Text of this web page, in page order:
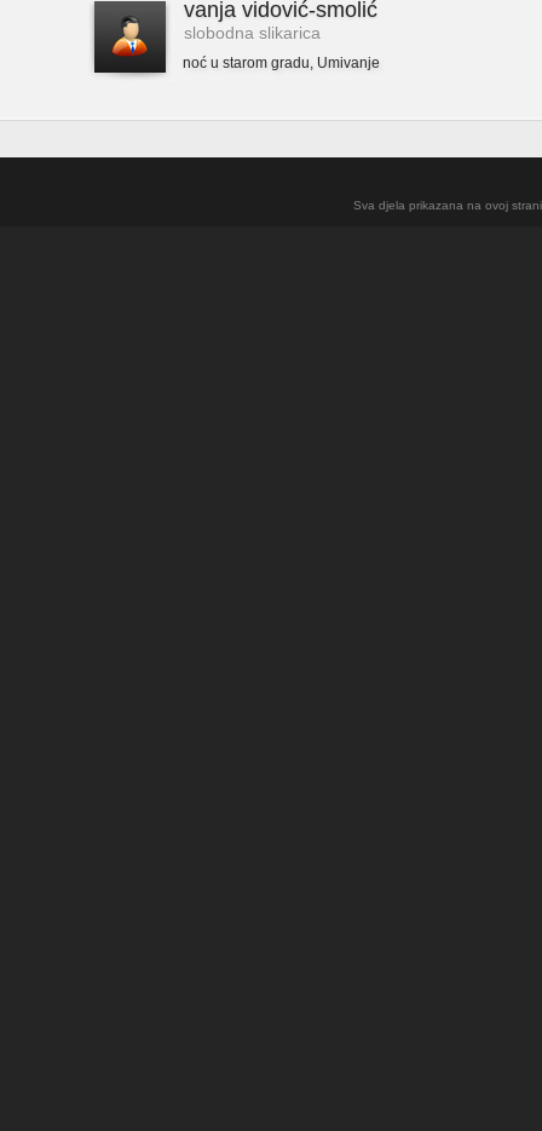
vanja vidović-smolić
slobodna slikarica
noć u starom gradu, Umivanje
Sva djela prikazana na ovoj